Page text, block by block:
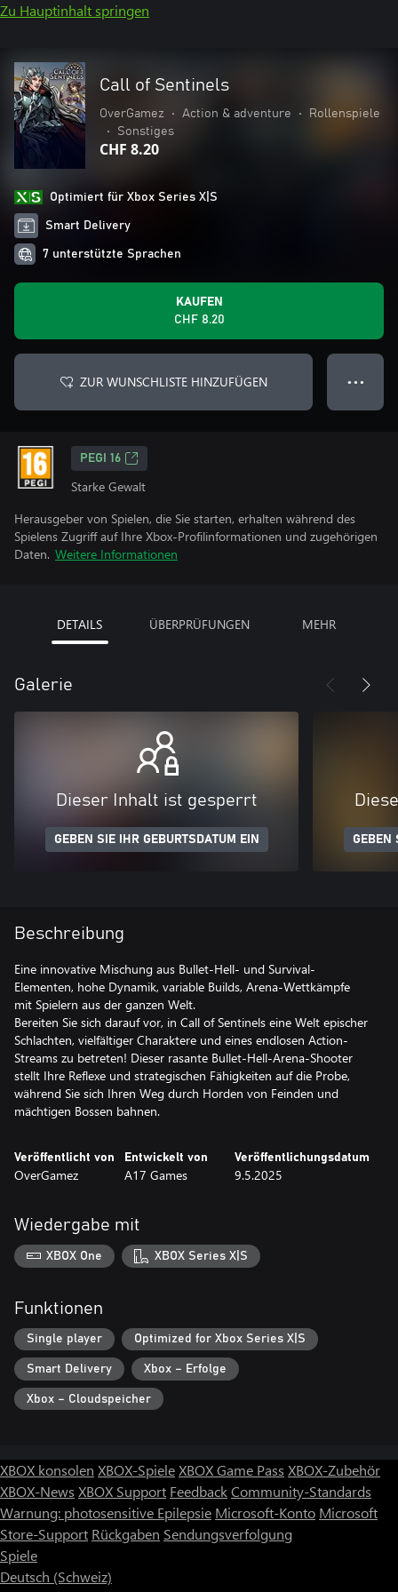
Zu Hauptinhalt springen
Call of Sentinels
OverGamez • Action & adventure •
Rollenspiele
•
Sonstiges
CHF 8.20
Optimiert für Xbox Series X|S
Smart Delivery
7 unterstützte Sprachen
KAUFEN
CHF 8.20
ZUR WUNSCHLISTE HINZUFÜGEN ● ● ●
PEGI 16
Starke Gewalt
Herausgeber von Spielen, die Sie starten, erhalten während des
Spielens Zugriff auf Ihre Xbox-Profilinformationen und zugehörigen
Daten. Weitere Informationen
DETAILS ÜBERPRÜFUNGEN MEHR
Galerie
Dieser Inhalt ist gesperrt
GEBEN SIE IHR GEBURTSDATUM EIN GEBEN
Beschreibung
Eine innovative Mischung aus Bullet-Hell- und Survival-
Elementen, hohe Dynamik, variable Builds, Arena-Wettkämpfe
mit Spielern aus der ganzen Welt.
Bereiten Sie sich darauf vor, in Call of Sentinels eine Welt epischer
Schlachten, vielfältiger Charaktere und eines endlosen Action-
Streams zu betreten! Dieser rasante Bullet-Hell-Arena-Shooter
stellt Ihre Reflexe und strategischen Fähigkeiten auf die Probe,
während Sie sich Ihren Weg durch Horden von Feinden und
mächtigen Bossen bahnen.
Veröffentlicht von
OverGamez
Entwickelt von
A17 Games
Veröffentlichungsdatum
9.5.2025
Wiedergabe mit
XBOX One XBOX Series X|S
Funktionen
Single player Optimized for Xbox Series X|S
Smart Delivery Xbox – Erfolge
Xbox – Cloudspeicher
XBOX konsolen XBOX-SpieleXBOX Game Pass XBOX-Zubehör
XBOX-News XBOX Support FeedbackCommunity-Standards
Warnung: photosensitive Epilepsie Microsoft-Konto Microsoft
Store-Support Rückgaben Sendungsverfolgung
Spiele
Deutsch (Schweiz)